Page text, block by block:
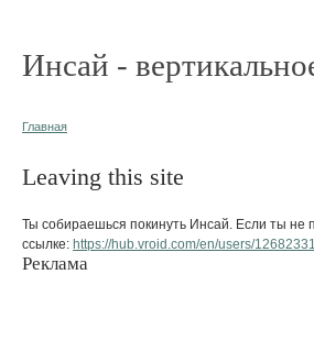
Инсай -
Главная
Leaving this site
Ты собираешься покинуть Инсай. Если ты не
ссылке: https://hub.vroid.com/en/users/
Реклама